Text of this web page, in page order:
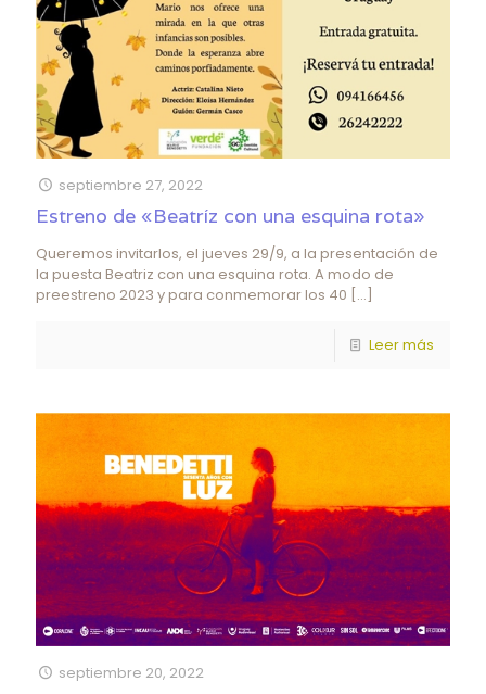
septiembre 27, 2022
Estreno de «Beatríz con una esquina rota»
Queremos invitarlos, el jueves 29/9, a la presentación de
la puesta Beatriz con una esquina rota. A modo de
preestreno 2023 y para conmemorar los 40 […]
Leer más
septiembre 20, 2022